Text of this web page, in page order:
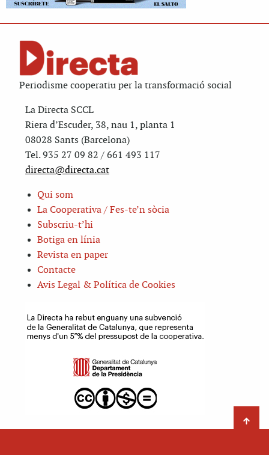
Periodisme cooperatiu per la transformació social
La Directa SCCL
Riera d’Escuder, 38, nau 1, planta 1
08028 Sants (Barcelona)
Tel. 935 27 09 82 / 661 493 117
directa@directa.cat
Qui som
La Cooperativa / Fes-te’n sòcia
Subscriu-t’hi
Botiga en línia
Revista en paper
Contacte
Avis Legal & Política de Cookies